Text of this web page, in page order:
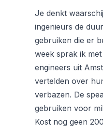
Je denkt
ingenieurs de
gebruiken die er
week sprak ik
engineers uit
vertelden over
verbazen. De
gebruiken voor
Kost nog geen